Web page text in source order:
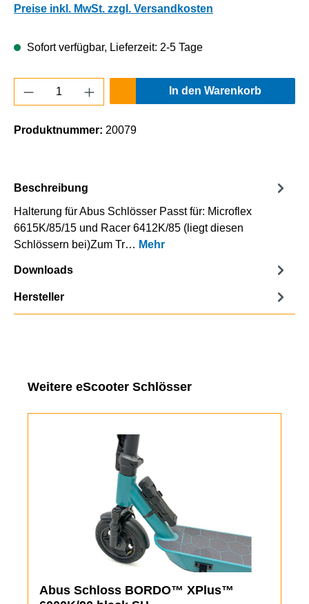
Preise inkl. MwSt. zzgl. Versandkosten
Sofort verfügbar, Lieferzeit: 2-5 Tage
Produkt Anzahl: Gib den gewünschten
In den Warenkorb
Produktnummer: 20079
Beschreibung
Halterung für Abus Schlösser Passt für: Microflex
6615K/85/15 und Racer 6412K/85 (liegt diesen
Schlössern bei)Zum Tr… Mehr
Downloads
Hersteller
Produktgalerie überspringen
Weitere eScooter Schlösser
Abus Schloss BORDO™ XPlus™